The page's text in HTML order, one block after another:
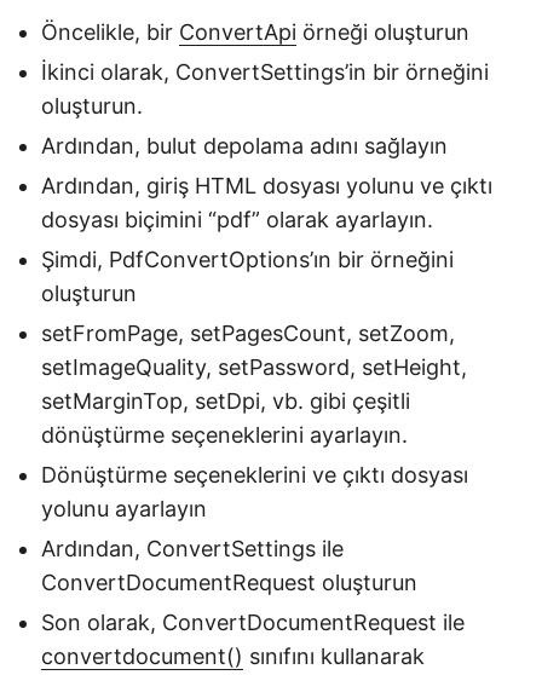
Öncelikle, bir ConvertApi örneği oluşturun
İkinci olarak, ConvertSettings’in bir örneğini
oluşturun.
Ardından, bulut depolama adını sağlayın
Ardından, giriş HTML dosyası yolunu ve çıktı
dosyası biçimini “pdf” olarak ayarlayın.
Şimdi, PdfConvertOptions’ın bir örneğini
oluşturun
setFromPage, setPagesCount, setZoom,
setImageQuality, setPassword, setHeight,
setMarginTop, setDpi, vb. gibi çeşitli
dönüştürme seçeneklerini ayarlayın.
Dönüştürme seçeneklerini ve çıktı dosyası
yolunu ayarlayın
Ardından, ConvertSettings ile
ConvertDocumentRequest oluşturun
Son olarak, ConvertDocumentRequest ile
convertdocument() sınıfını kullanarak